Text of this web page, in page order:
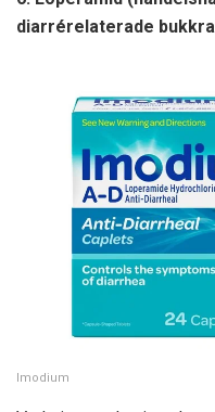
diarrérelaterade
Imodium